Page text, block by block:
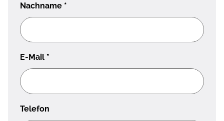
Nachname *
E-Mail *
Telefon